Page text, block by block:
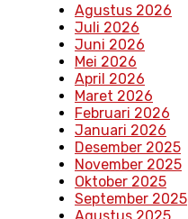
Agustus 2026
Juli 2026
Juni 2026
Mei 2026
April 2026
Maret 2026
Februari 2026
Januari 2026
Desember 2025
November 2025
Oktober 2025
September 2025
Agustus 2025